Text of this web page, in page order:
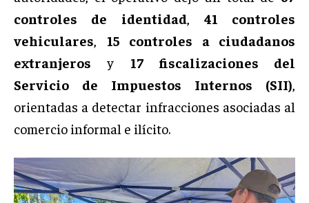
controles de identidad, 41 controles
vehiculares, 15 controles a ciudadanos
extranjeros y 17 fiscalizaciones del
Servicio de Impuestos Internos (SII),
orientadas a detectar infracciones asociadas al
comercio informal e ilícito.